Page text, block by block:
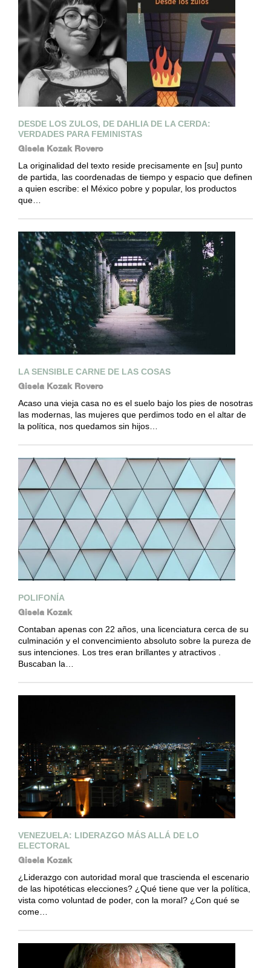
DESDE LOS ZULOS, DE DAHLIA DE LA CERDA:
VERDADES PARA FEMINISTAS
Gisela Kozak Rovero
La originalidad del texto reside precisamente en [su] punto
de partida, las coordenadas de tiempo y espacio que definen
a quien escribe: el México pobre y popular, los productos
que…
LA SENSIBLE CARNE DE LAS COSAS
Gisela Kozak Rovero
Acaso una vieja casa no es el suelo bajo los pies de nosotras
las modernas, las mujeres que perdimos todo en el altar de
la política, nos quedamos sin hijos…
POLIFONÍA
Gisela Kozak
Contaban apenas con 22 años, una licenciatura cerca de su
culminación y el convencimiento absoluto sobre la pureza de
sus intenciones. Los tres eran brillantes y atractivos .
Buscaban la…
VENEZUELA: LIDERAZGO MÁS ALLÁ DE LO
ELECTORAL
Gisela Kozak
¿Liderazgo con autoridad moral que trascienda el escenario
de las hipotéticas elecciones? ¿Qué tiene que ver la política,
vista como voluntad de poder, con la moral? ¿Con qué se
come…